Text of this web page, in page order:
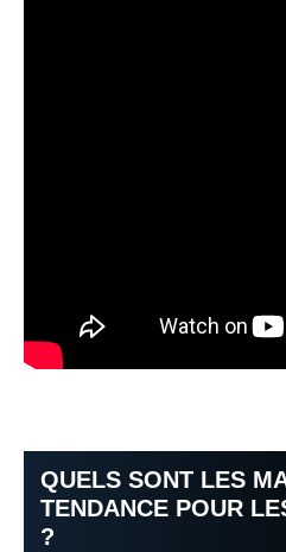
QUELS SONT LES
TENDANCE POUR
?